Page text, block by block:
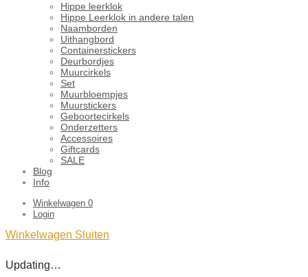
Hippe leerklok
Hippe Leerklok in andere talen
Naamborden
Uithangbord
Containerstickers
Deurbordjes
Muurcirkels
Set
Muurbloempjes
Muurstickers
Geboortecirkels
Onderzetters
Accessoires
Giftcards
SALE
Blog
Info
Winkelwagen 0
Login
Winkelwagen Sluiten
Updating…